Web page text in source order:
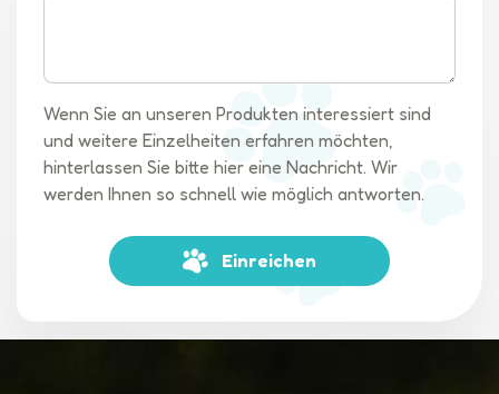
Wenn Sie an unseren Produkten interessiert sind
und weitere Einzelheiten erfahren möchten,
hinterlassen Sie bitte hier eine Nachricht. Wir
werden Ihnen so schnell wie möglich antworten.
Einreichen